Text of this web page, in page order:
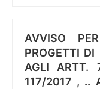
AVVISO
PROGETTI DI
AGLI
117/2017 , ..